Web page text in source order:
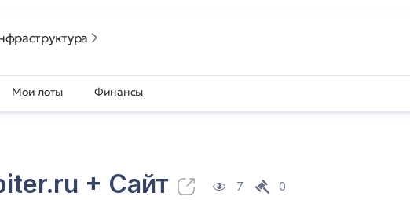
Мои лоты Финансы
+ Cайт 7 0